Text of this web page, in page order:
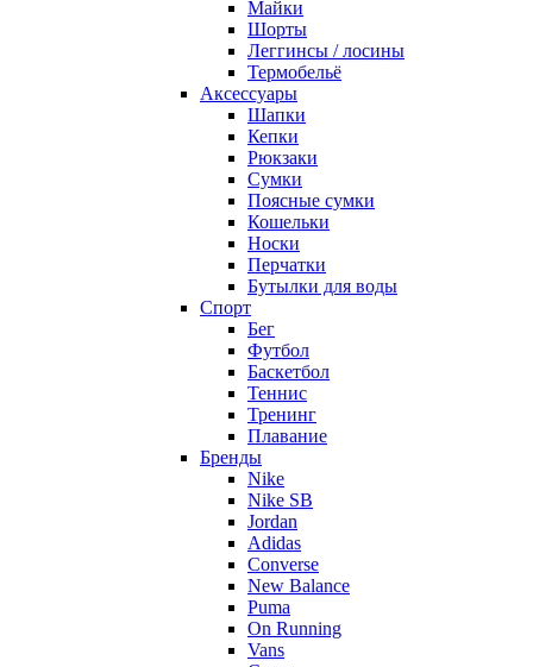
Майки
Шорты
Леггинсы / лосины
Термобельё
Аксессуары
Шапки
Кепки
Рюкзаки
Сумки
Поясные сумки
Кошельки
Носки
Перчатки
Бутылки для воды
Спорт
Бег
Футбол
Баскетбол
Теннис
Тренинг
Плавание
Бренды
Nike
Nike SB
Jordan
Adidas
Converse
New Balance
Puma
On Running
Vans